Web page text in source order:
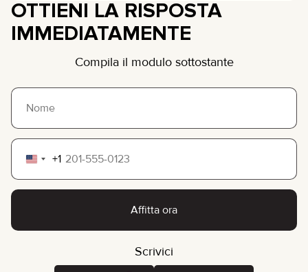
OTTIENI LA RISPOSTA
IMMEDIATAMENTE
Compila il modulo sottostante
United
States
+1
Affitta ora
Scrivici